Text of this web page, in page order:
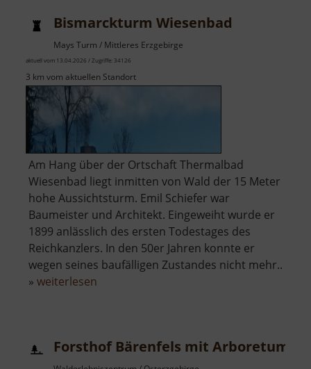
Bismarckturm Wiesenbad
Mays Turm / Mittleres Erzgebirge
aktuell vom 13.04.2026 / Zugriffe: 34126
3 km vom aktuellen Standort
Am Hang über der Ortschaft Thermalbad
Wiesenbad liegt inmitten von Wald der 15 Meter
hohe Aussichtsturm. Emil Schiefer war
Baumeister und Architekt. Eingeweiht wurde er
1899 anlässlich des ersten Todestages des
Reichkanzlers. In den 50er Jahren konnte er
wegen seines baufälligen Zustandes nicht mehr..
» weiterlesen
Forsthof Bärenfels mit Arboretum